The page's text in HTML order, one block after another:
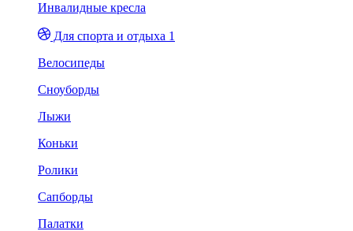
Инвалидные кресла
Для спорта и отдыха 1
Велосипеды
Сноуборды
Лыжи
Коньки
Ролики
Сапборды
Палатки